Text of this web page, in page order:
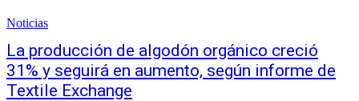
Noticias
La producción de algodón orgánico creció
31% y seguirá en aumento, según informe de
Textile Exchange